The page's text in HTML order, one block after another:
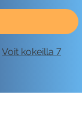
Voit kokeilla 7